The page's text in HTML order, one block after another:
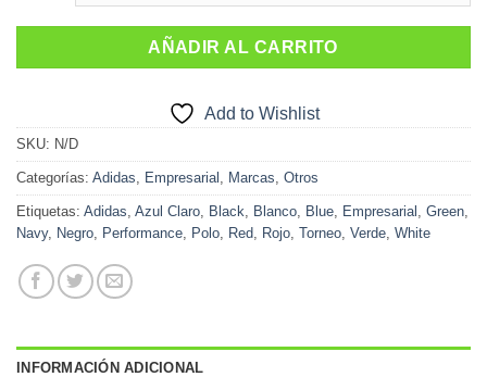
AÑADIR AL CARRITO
Add to Wishlist
SKU: N/D
Categorías: Adidas Empresarial Marcas Otros
Etiquetas: Adidas Azul Claro Black Blanco Blue Empresarial Green
Navy, Negro Performance Polo Red Rojo Torneo Verde White
INFORMACIÓN ADICIONAL